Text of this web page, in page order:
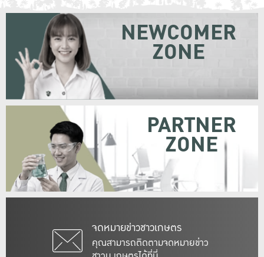
จดหมายข่าวชาวเกษตร
คุณสามารถติดตามจดหมายข่าว
NEWCOMER
ZONE
PARTNER
ZONE